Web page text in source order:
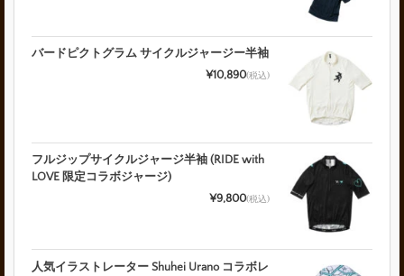
バードピクトグラム サイクルジャージー半袖
¥10,890(税込)
フルジップサイクルジャージ半袖 (RIDE with
LOVE 限定コラボジャージ)
¥9,800(税込)
人気イラストレーター Shuhei Urano コラボレ